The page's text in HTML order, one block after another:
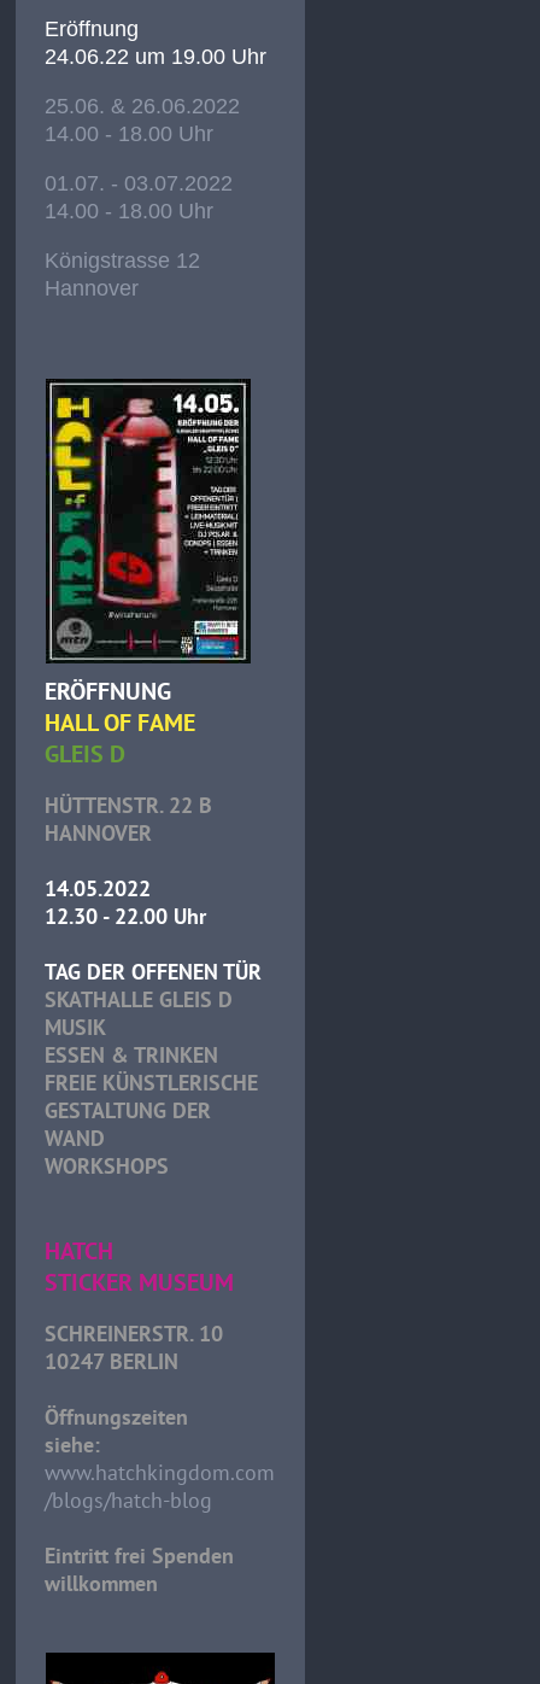
Eröffnung
24.06.22 um 19.00 Uhr
25.06. & 26.06.2022
14.00 - 18.00 Uhr
01.07. - 03.07.2022
14.00 - 18.00 Uhr
Königstrasse 12
Hannover
ERÖFFNUNG
HALL OF FAME
GLEIS D
HÜTTENSTR. 22 B
HANNOVER
14.05.2022
12.30 - 22.00 Uhr
TAG DER OFFENEN TÜR
SKATHALLE GLEIS D
MUSIK
ESSEN & TRINKEN
FREIE KÜNSTLERISCHE
GESTALTUNG DER
WAND
WORKSHOPS
HATCH
STICKER MUSEUM
SCHREINERSTR. 10
10247 BERLIN
Öffnungszeiten
siehe:
www.hatchkingdom.com
/blogs/hatch-blog
Eintritt frei Spenden
willkommen